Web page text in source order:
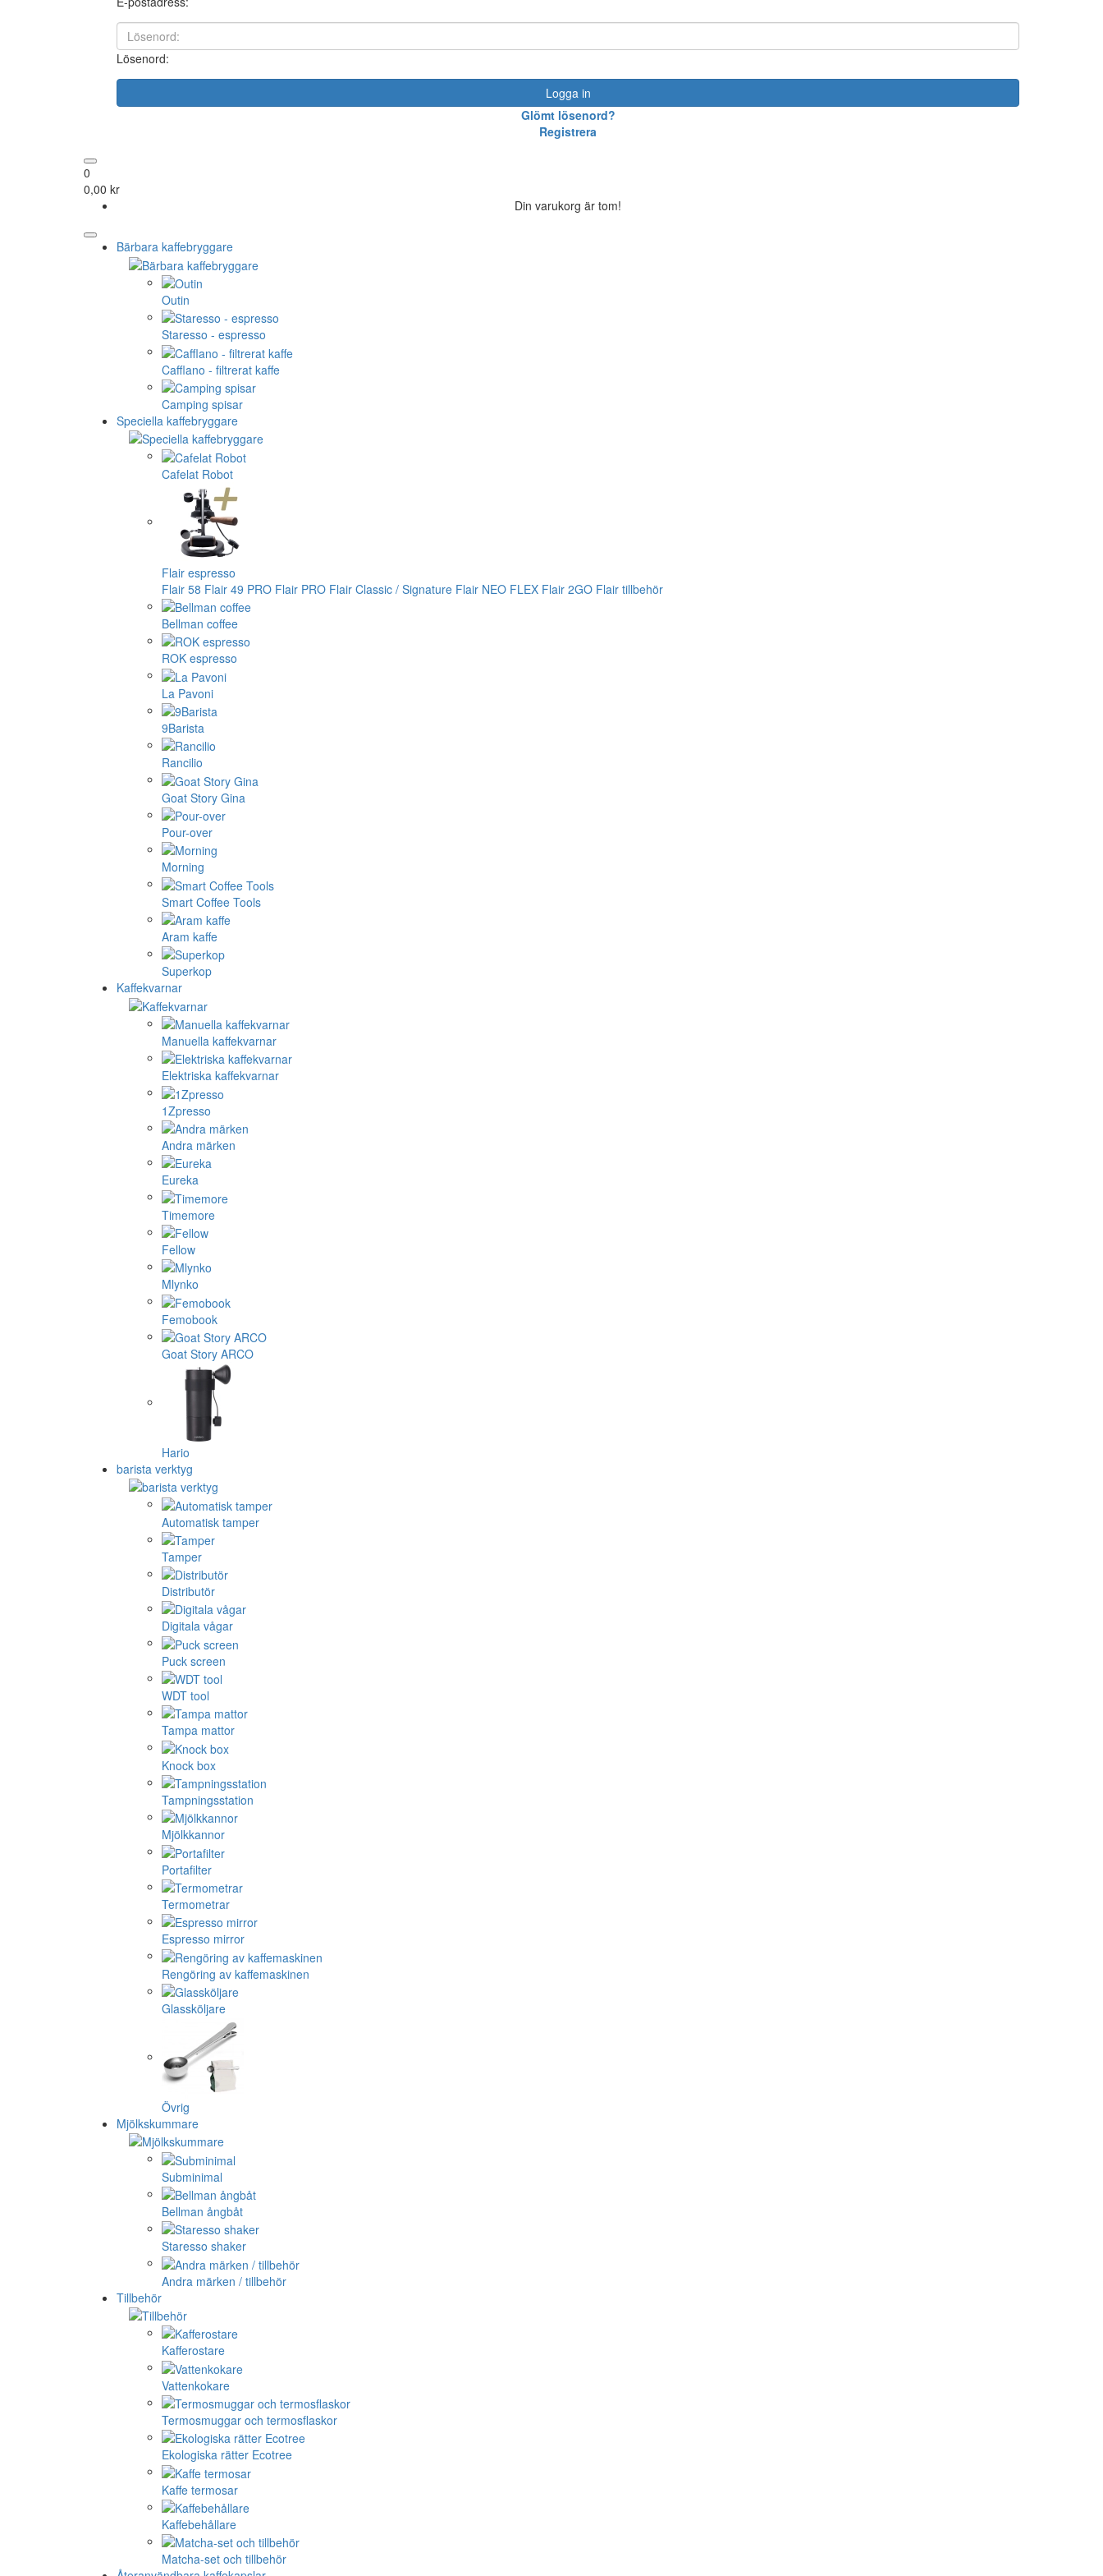
Lösenord:
Logga in
Glömt lösenord?
Registrera
0
0,00 kr
Din varukorg är tom!
Bärbara kaffebryggare
Outin
Staresso - espresso
Cafflano - filtrerat kaffe
Camping spisar
Speciella kaffebryggare
Cafelat Robot
Flair espresso
Flair 58 Flair 49 PRO Flair PRO Flair Classic / Signature Flair NEO FLEX Flair 2GO Flair tillbehör
Bellman coffee
ROK espresso
La Pavoni
9Barista
Rancilio
Goat Story Gina
Pour-over
Morning
Smart Coffee Tools
Aram kaffe
Superkop
Kaffekvarnar
Manuella kaffekvarnar
Elektriska kaffekvarnar
1Zpresso
Andra märken
Eureka
Timemore
Fellow
Mlynko
Femobook
Goat Story ARCO
Hario
barista verktyg
Automatisk tamper
Tamper
Distributör
Digitala vågar
Puck screen
WDT tool
Tampa mattor
Knock box
Tampningsstation
Mjölkkannor
Portafilter
Termometrar
Espresso mirror
Rengöring av kaffemaskinen
Glassköljare
Övrig
Mjölkskummare
Subminimal
Bellman ångbåt
Staresso shaker
Andra märken / tillbehör
Tillbehör
Kafferostare
Vattenkokare
Termosmuggar och termosflaskor
Ekologiska rätter Ecotree
Kaffe termosar
Kaffebehållare
Matcha-set och tillbehör